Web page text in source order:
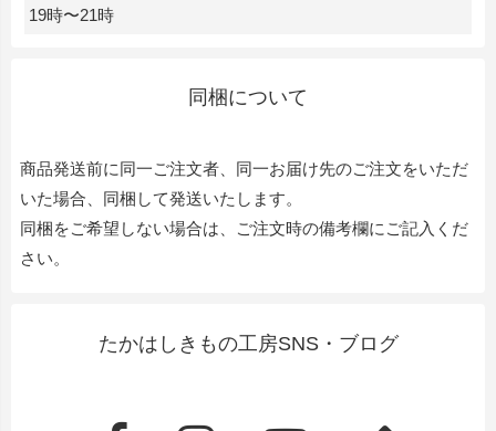
19時〜21時
同梱について
商品発送前に同一ご注文者、同一お届け先のご注文をいただ
いた場合、同梱して発送いたします。
同梱をご希望しない場合は、ご注文時の備考欄にご記入くだ
さい。
たかはしきもの工房SNS・ブログ